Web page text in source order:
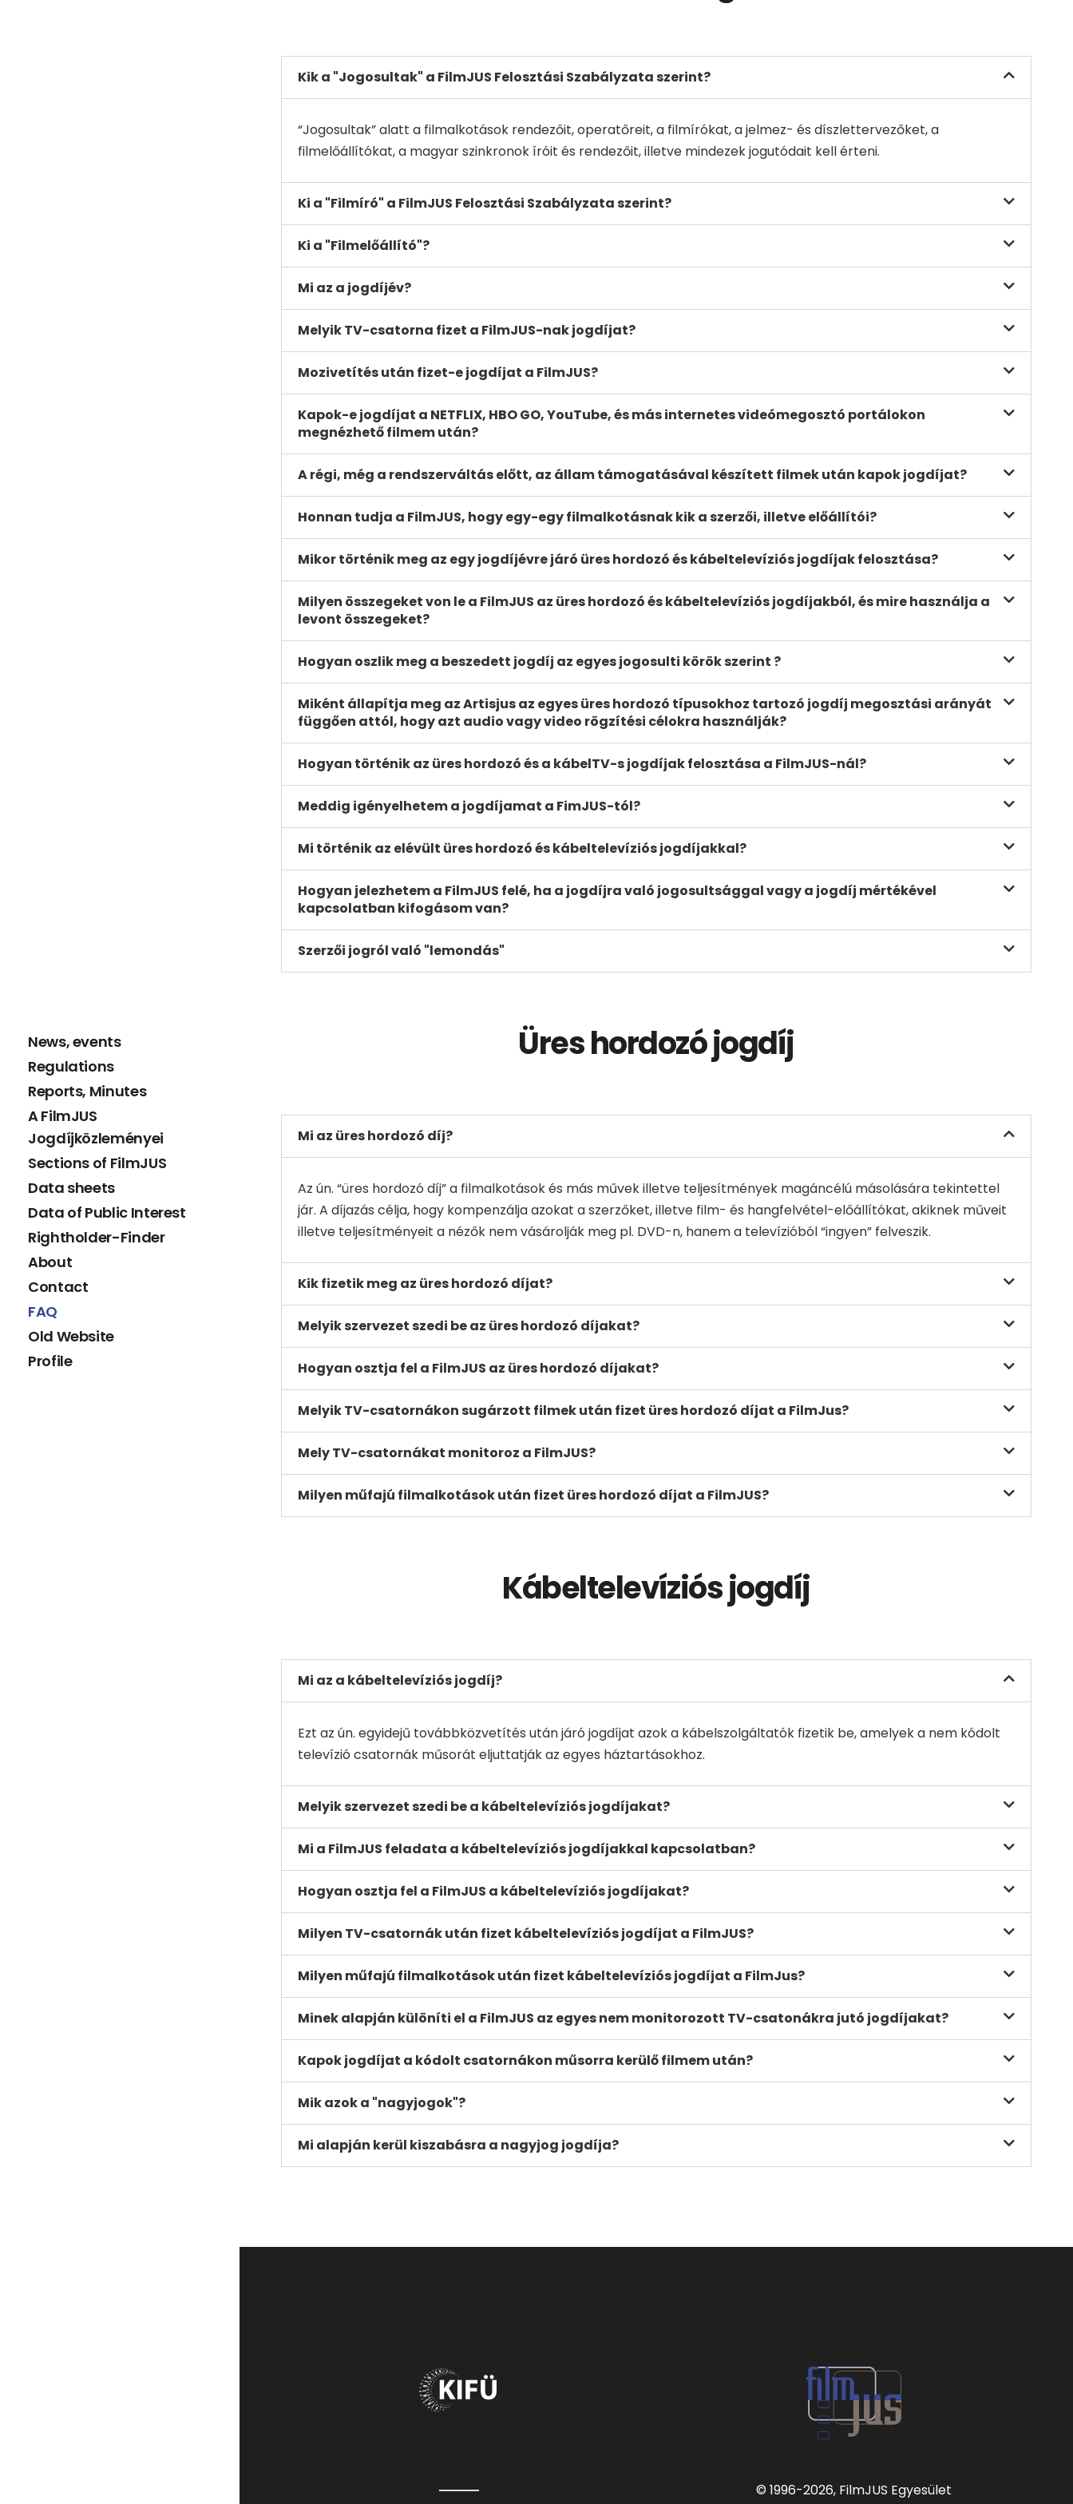
News, events
Regulations
Reports, Minutes
A FilmJUS
Jogdíjközleményei
Sections of FilmJUS
Data sheets
Data of Public Interest
Rightholder-Finder
About
Contact
FAQ
Old Website
Profile
Kik a "Jogosultak" a FilmJUS Felosztási Szabályzata szerint?
“Jogosultak” alatt a filmalkotások rendezőit, operatőreit, a filmírókat, a jelmez- és díszlettervezőket, a
filmelőállítókat, a magyar szinkronok íróit és rendezőit, illetve mindezek jogutódait kell érteni.
Ki a "Filmíró" a FilmJUS Felosztási Szabályzata szerint?
Ki a "Filmelőállító"?
Mi az a jogdíjév?
Melyik TV-csatorna fizet a FilmJUS-nak jogdíjat?
Mozivetítés után fizet-e jogdíjat a FilmJUS?
Kapok-e jogdíjat a NETFLIX, HBO GO, YouTube, és más internetes videómegosztó portálokon
megnézhető filmem után?
A régi, még a rendszerváltás előtt, az állam támogatásával készített filmek után kapok jogdíjat?
Honnan tudja a FilmJUS, hogy egy-egy filmalkotásnak kik a szerzői, illetve előállítói?
Mikor történik meg az egy jogdíjévre járó üres hordozó és kábeltelevíziós jogdíjak felosztása?
Milyen összegeket von le a FilmJUS az üres hordozó és kábeltelevíziós jogdíjakból, és mire használja a
levont összegeket?
Hogyan oszlik meg a beszedett jogdíj az egyes jogosulti körök szerint ?
Miként állapítja meg az Artisjus az egyes üres hordozó típusokhoz tartozó jogdíj megosztási arányát
függően attól, hogy azt audio vagy video rögzítési célokra használják?
Hogyan történik az üres hordozó és a kábelTV-s jogdíjak felosztása a FilmJUS-nál?
Meddig igényelhetem a jogdíjamat a FimJUS-tól?
Mi történik az elévült üres hordozó és kábeltelevíziós jogdíjakkal?
Hogyan jelezhetem a FilmJUS felé, ha a jogdíjra való jogosultsággal vagy a jogdíj mértékével
kapcsolatban kifogásom van?
Szerzői jogról való "lemondás"
Üres hordozó jogdíj
Mi az üres hordozó díj?
Az ún. “üres hordozó díj” a filmalkotások és más művek illetve teljesítmények magáncélú másolására tekintettel
jár. A díjazás célja, hogy kompenzálja azokat a szerzőket, illetve film- és hangfelvétel-előállítókat, akiknek műveit
illetve teljesítményeit a nézők nem vásárolják meg pl. DVD-n, hanem a televízióból “ingyen” felveszik.
Kik fizetik meg az üres hordozó díjat?
Melyik szervezet szedi be az üres hordozó díjakat?
Hogyan osztja fel a FilmJUS az üres hordozó díjakat?
Melyik TV-csatornákon sugárzott filmek után fizet üres hordozó díjat a FilmJus?
Mely TV-csatornákat monitoroz a FilmJUS?
Milyen műfajú filmalkotások után fizet üres hordozó díjat a FilmJUS?
Kábeltelevíziós jogdíj
Mi az a kábeltelevíziós jogdíj?
Ezt az ún. egyidejű továbbközvetítés után járó jogdíjat azok a kábelszolgáltatók fizetik be, amelyek a nem kódolt
televízió csatornák műsorát eljuttatják az egyes háztartásokhoz.
Melyik szervezet szedi be a kábeltelevíziós jogdíjakat?
Mi a FilmJUS feladata a kábeltelevíziós jogdíjakkal kapcsolatban?
Hogyan osztja fel a FilmJUS a kábeltelevíziós jogdíjakat?
Milyen TV-csatornák után fizet kábeltelevíziós jogdíjat a FilmJUS?
Milyen műfajú filmalkotások után fizet kábeltelevíziós jogdíjat a FilmJus?
Minek alapján különíti el a FilmJUS az egyes nem monitorozott TV-csatonákra jutó jogdíjakat?
Kapok jogdíjat a kódolt csatornákon műsorra kerülő filmem után?
Mik azok a "nagyjogok"?
Mi alapján kerül kiszabásra a nagyjog jogdíja?
© 1996-2026, FilmJUS Egyesület